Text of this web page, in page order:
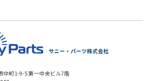
サニー・パーツ株式会社
中町1-9-5 第一中央ビル7階